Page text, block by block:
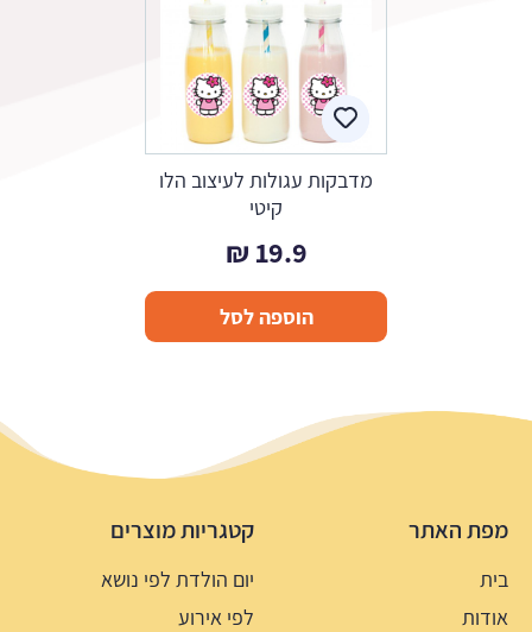
מדבקות עגולות לעיצוב הלו
קיטי
19.9
₪
הוספה לסל
מפת האתר
בית
אודות
קטגריות מוצרים
יום הולדת לפי נושא
לפי אירוע